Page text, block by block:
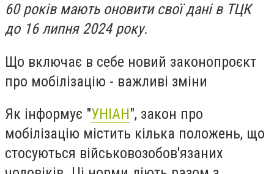
60 років мають оновити свої дані в ТЦК
до 16 липня 2024 року.
Що включає в себе новий законопроєкт
про мобілізацію - важливі зміни
Як інформує "УНІАН", закон про
мобілізацію містить кілька положень, що
стосуються військовозобов'язаних